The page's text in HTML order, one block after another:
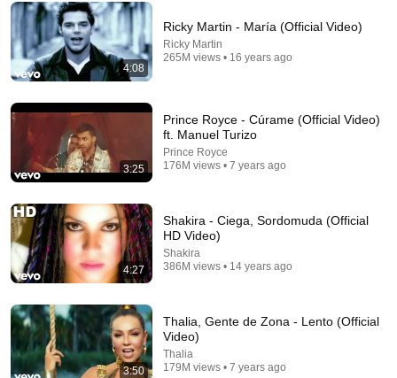
KAROL G, Maluma - Créeme (Official Video)
KAROL G 952M views
Pedro Capó, Farruko - Calma (Remix - Official
Video)
Pedro Capó • 3.1B views
4:08
Ricky Martin - María (Official Video)
Ricky Martin
265M views • 16 years ago
3:25
Prince Royce - Cúrame (Official Video)
ft. Manuel Turizo
Prince Royce
176M views • 7 years ago
4:27
Shakira - Ciega, Sordomuda (Official
HD Video)
Shakira
386M views • 14 years ago
3:50
Thalia, Gente de Zona - Lento (Official
Video)
Thalia
179M views • 7 years ago